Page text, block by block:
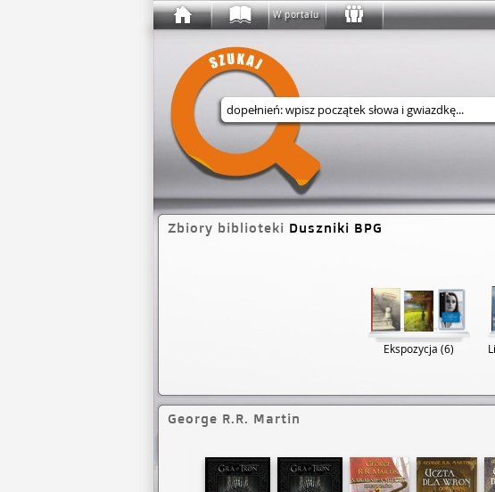
W portalu
Wyszukaj w serwisie
Zbiory biblioteki Duszniki BPG
Ekspozycja (6)
George R.R. Martin